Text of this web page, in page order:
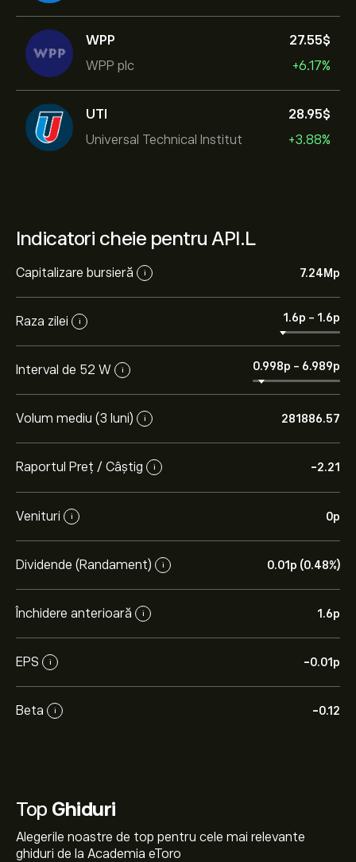
WPP
WPP plc
27.55‎$‎
+6.17%
UTI
Universal Technical Institut
28.95‎$‎
+3.88%
Indicatori cheie pentru API.L
Capitalizare bursieră i 7.24M‎p‎
Raza zilei i 1.6‎p‎ - 1.6‎p‎
Interval de 52 W i 0.998‎p‎ - 6.989‎p‎
Volum mediu (3 luni) i 281886.57
Raportul Preț / Câștig i -2.21
Venituri i 0‎p‎
Dividende (Randament) i 0.01‎p‎ (0.48%)
Închidere anterioară i 1.6‎p‎
EPS i -0.01‎p‎
Beta i -0.12
Top Ghiduri
Alegerile noastre de top pentru cele mai relevante
ghiduri de la Academia eToro